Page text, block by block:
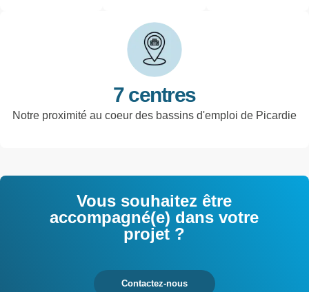
7 centres
Notre proximité au coeur des bassins d'emploi de Picardie
Vous souhaitez être
accompagné(e) dans votre
projet ?
Contactez-nous